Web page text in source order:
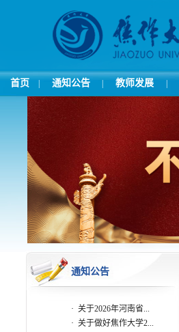
首页 通知公告 教师发展
通知公告
· 关于2026年河南省...
· 关于做好焦作大学2...